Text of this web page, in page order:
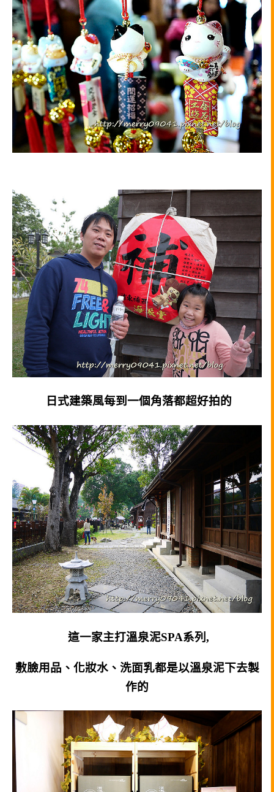
日式建築風每到一個角落都超好拍的
這一家主打溫泉泥SPA系列,
敷臉用品、化妝水、洗面乳都是以溫泉泥下去製
作的